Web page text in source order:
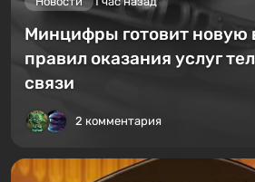
Минцифры готовит новую
правил оказания услуг
связи
2 комментария